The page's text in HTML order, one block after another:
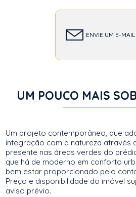
ENVIE UM E-MAIL
UM POUCO MAIS
Um projeto contemporâneo, que
integração com a natureza através
presente nas áreas verdes do
que há de moderno em conforto
bem estar proporcionado pelo
Preço e disponibilidade do imóvel
aviso prévio.